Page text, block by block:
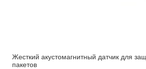
Жесткий акустомагнитный датчик для
пакетов